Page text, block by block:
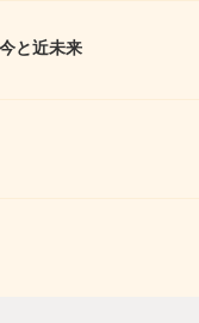
と近未来